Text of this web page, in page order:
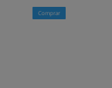
Comprar